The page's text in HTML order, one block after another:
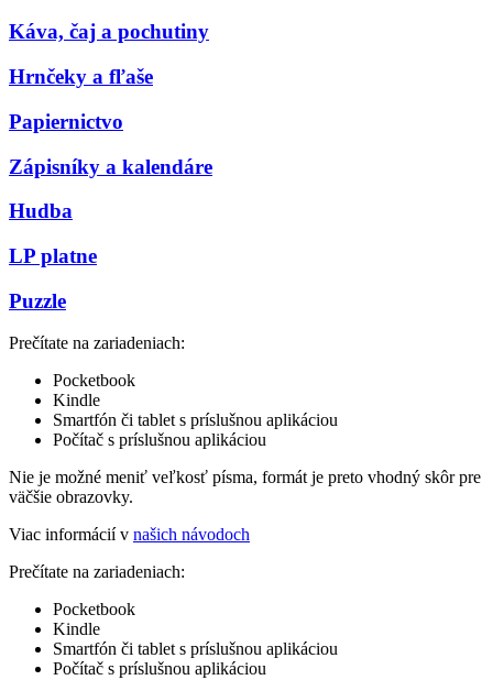
Káva, čaj a pochutiny
Hrnčeky a fľaše
Papiernictvo
Zápisníky a kalendáre
Hudba
LP platne
Puzzle
Prečítate na zariadeniach:
Pocketbook
Kindle
Smartfón či tablet s príslušnou aplikáciou
Počítač s príslušnou aplikáciou
Nie je možné meniť veľkosť písma, formát je preto vhodný skôr pre
väčšie obrazovky.
Viac informácií v našich návodoch
Prečítate na zariadeniach:
Pocketbook
Kindle
Smartfón či tablet s príslušnou aplikáciou
Počítač s príslušnou aplikáciou